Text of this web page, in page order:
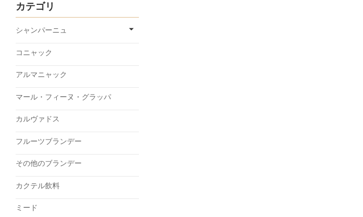
カテゴリ
シャンパーニュ
コニャック
アルマニャック
マール・フィーヌ・グラッパ
カルヴァドス
フルーツブランデー
その他のブランデー
カクテル飲料
ミード